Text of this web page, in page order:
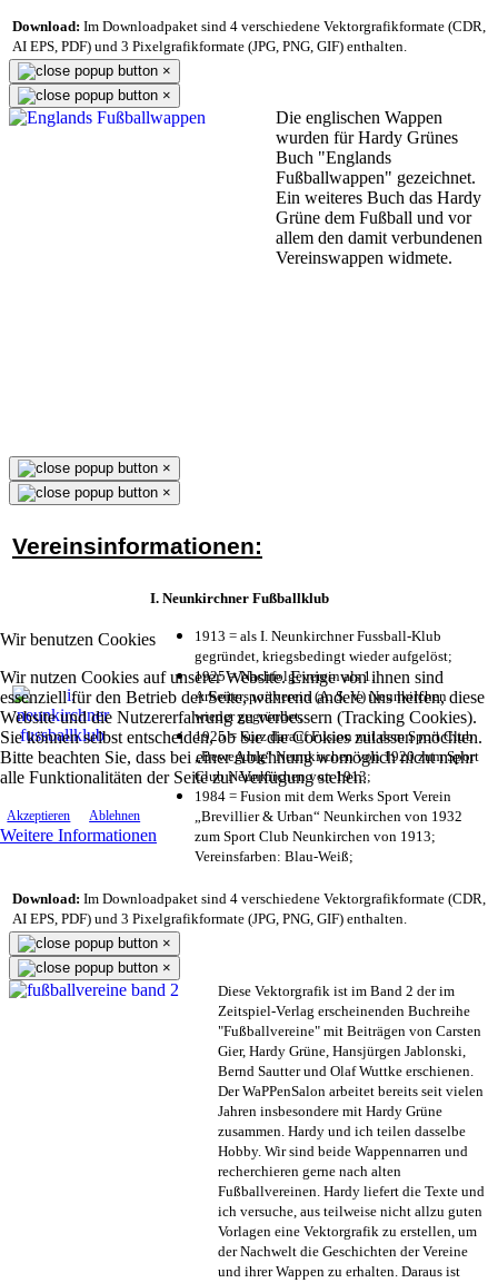
Wir benutzen Cookies
Wir nutzen Cookies auf unserer Website. Einige von ihnen sind
essenziell für den Betrieb der Seite, während andere uns helfen, diese
Website und die Nutzererfahrung zu verbessern (Tracking Cookies).
Sie können selbst entscheiden, ob Sie die Cookies zulassen möchten.
Bitte beachten Sie, dass bei einer Ablehnung womöglich nicht mehr
alle Funktionalitäten der Seite zur Verfügung stehen.
Akzeptieren Ablehnen
Weitere Informationen
Download: Im Downloadpaket sind 4 verschiedene Vektorgrafikformate (CDR,
AI EPS, PDF) und 3 Pixelgrafikformate (JPG, PNG, GIF) enthalten.
×
×
Die englischen Wappen
wurden für Hardy Grünes
Buch "Englands
Fußballwappen" gezeichnet.
Ein weiteres Buch das Hardy
Grüne dem Fußball und vor
allem den damit verbundenen
Vereinswappen widmete.
×
×
Vereinsinformationen:
I. Neunkirchner Fußballklub
1913 = als I. Neunkirchner Fussball-Klub
gegründet, kriegsbedingt wieder aufgelöst;
1925 = Nachfolgeverein als 1.
Arbeitersportverein (A. S. V.) Neunkirchen
wieder gegründet;
1925 = kurz darauf Fusion mit dem Sport Club
„Bewegung“ Neunkirchen von 1920 zum Sport
Club Neunkirchen von 1913;
1984 = Fusion mit dem Werks Sport Verein
„Brevillier & Urban“ Neunkirchen von 1932
zum Sport Club Neunkirchen von 1913;
Vereinsfarben: Blau-Weiß;
Download: Im Downloadpaket sind 4 verschiedene Vektorgrafikformate (CDR,
AI EPS, PDF) und 3 Pixelgrafikformate (JPG, PNG, GIF) enthalten.
×
×
Diese Vektorgrafik ist im Band 2 der im
Zeitspiel-Verlag erscheinenden Buchreihe
"Fußballvereine" mit Beiträgen von Carsten
Gier, Hardy Grüne, Hansjürgen Jablonski,
Bernd Sautter und Olaf Wuttke erschienen.
Der WaPPenSalon arbeitet bereits seit vielen
Jahren insbesondere mit Hardy Grüne
zusammen. Hardy und ich teilen dasselbe
Hobby. Wir sind beide Wappennarren und
recherchieren gerne nach alten
Fußballvereinen. Hardy liefert die Texte und
ich versuche, aus teilweise nicht allzu guten
Vorlagen eine Vektorgrafik zu erstellen, um
der Nachwelt die Geschichten der Vereine
und ihrer Wappen zu erhalten. Daraus ist